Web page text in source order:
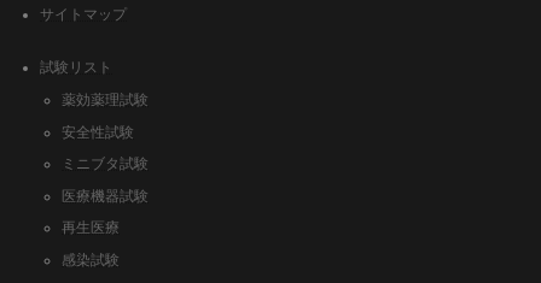
サイトマップ
試験リスト
薬効薬理試験
安全性試験
ミニブタ試験
医療機器試験
再生医療
感染試験